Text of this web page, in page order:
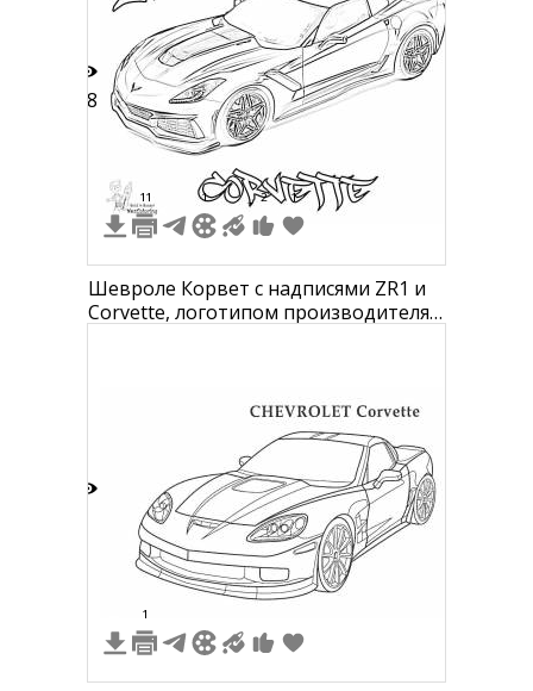
18
11 1 2 1
Шевроле Корвет с надписями ZR1 и
Corvette, логотипом производителя
1